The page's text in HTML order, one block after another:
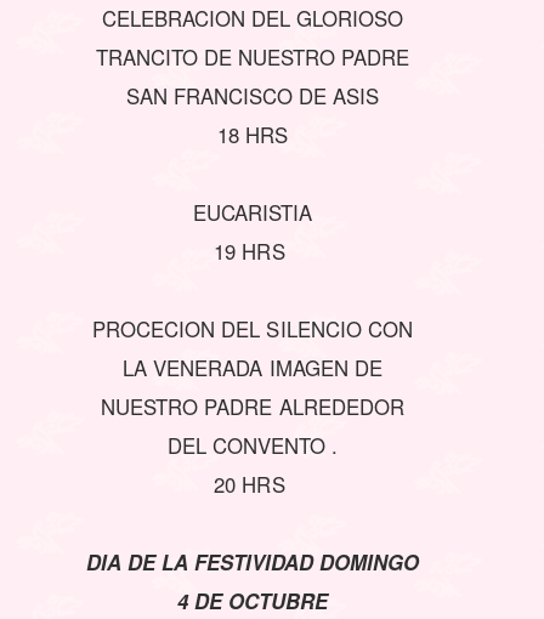
CELEBRACION DEL GLORIOSO
TRANCITO DE NUESTRO PADRE
SAN FRANCISCO DE ASIS
18 HRS
EUCARISTIA
19 HRS
PROCECION DEL SILENCIO CON
LA VENERADA IMAGEN DE
NUESTRO PADRE ALREDEDOR
DEL CONVENTO .
20 HRS
DIA DE LA FESTIVIDAD DOMINGO
4 DE OCTUBRE